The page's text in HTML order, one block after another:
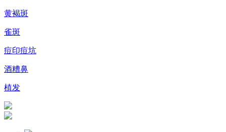
黄褐斑
雀斑
痘印痘坑
酒糟鼻
植发